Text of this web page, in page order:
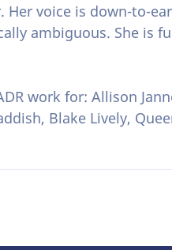
Her voice is down-to-
ambiguous. She is
work for: Allison
Blake Lively,